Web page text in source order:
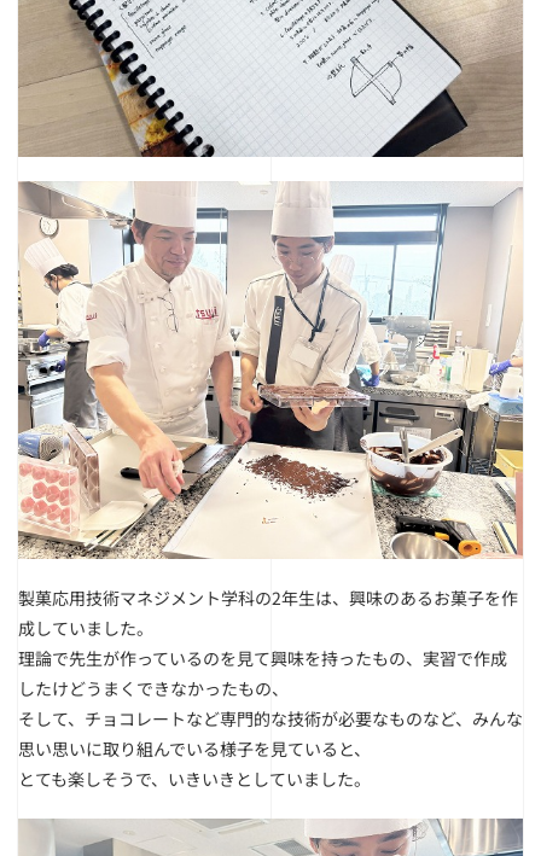
製菓応用技術マネジメント学科の2年生は、興味のあるお菓子を作
成していました。
理論で先生が作っているのを見て興味を持ったもの、実習で作成
したけどうまくできなかったもの、
そして、チョコレートなど専門的な技術が必要なものなど、みんな
思い思いに取り組んでいる様子を見ていると、
とても楽しそうで、いきいきとしていました。